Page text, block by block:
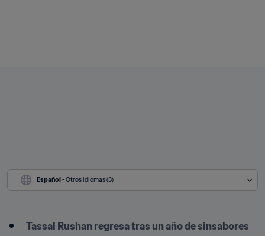
Español - Otros idiomas (3)
Tassal Rushan regresa tras un año de sinsabores